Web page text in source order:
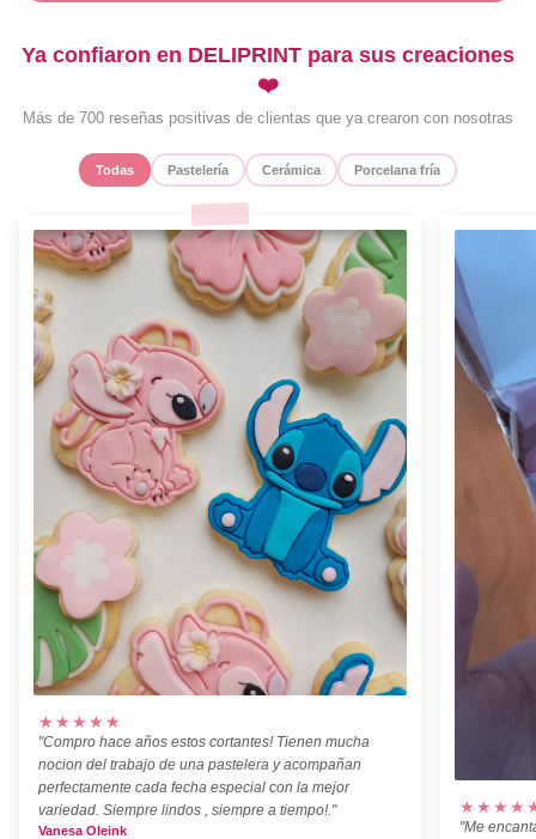
Ya confiaron en DELIPRINT para sus creaciones
❤️
Más de 700 reseñas positivas de clientas que ya crearon con nosotras
Todas Pastelería Cerámica Porcelana fría
★★★★★
"Compro hace años estos cortantes! Tienen mucha
nocion del trabajo de una pastelera y acompañan
perfectamente cada fecha especial con la mejor
variedad. Siempre lindos , siempre a tiempo!."
Vanesa Oleink
"Me